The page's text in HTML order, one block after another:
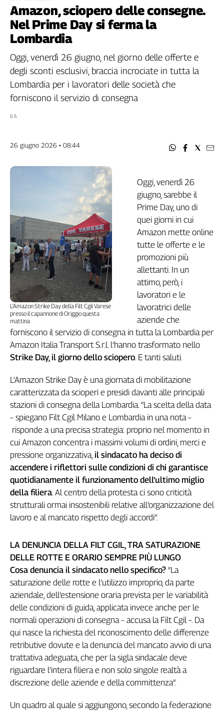
Filcams
Filctem
Fillea
Filt
Fiom
Fisac
Flai
Flc
Spi
G8
di
Genova,
il
sangue
della
ragione
120
anni
Cgil
Collettiva
Academy
Collettiva
Rubriche
Collettiva
Talk
La
settimana
Collettiva
Linea
Economica
Tech
It
Inserti
Idea
Diffusa
InFlai
trasmissioni
tv
Work
in
Progress
L'Italia
Lavoro
Amazon, sciopero delle consegne.
Nel Prime Day si ferma la
Lombardia
Oggi, venerdì 26 giugno, nel giorno delle offerte e
degli sconti esclusivi, braccia incrociate in tutta la
Lombardia per i lavoratori delle società che
forniscono il servizio di consegna
G.S.
26 giugno 2026 • 08:44
L'Amazon Strike Day della Filt Cgil Varese
presso il capannone di Origgio questa
mattina
Oggi, venerdì 26
giugno, sarebbe il
Prime Day, uno di
quei giorni in cui
Amazon mette online
tutte le offerte e le
promozioni più
allettanti. In un
attimo, però, i
lavoratori e le
lavoratrici delle
aziende che
forniscono il servizio di consegna in tutta la Lombardia per
Amazon Italia Transport S.r.l. l’hanno trasformato nello
Strike Day, il giorno dello sciopero. E tanti saluti.
L'Amazon Strike Day è una giornata di mobilitazione
caratterizzata da scioperi e presidi davanti alle principali
stazioni di consegna della Lombardia. “La scelta della data
– spiegano Filt Cgil Milano e Lombardia in una nota –
risponde a una precisa strategia: proprio nel momento in
cui Amazon concentra i massimi volumi di ordini, merci e
pressione organizzativa, il sindacato ha deciso di
accendere i riflettori sulle condizioni di chi garantisce
quotidianamente il funzionamento dell'ultimo miglio
della filiera. Al centro della protesta ci sono criticità
strutturali ormai insostenibili relative all’organizzazione del
lavoro e al mancato rispetto degli accordi”.
LA DENUNCIA DELLA FILT CGIL, TRA SATURAZIONE
DELLE ROTTE E ORARIO SEMPRE PIÙ LUNGO
Cosa denuncia il sindacato nello specifico? “La
saturazione delle rotte e l’utilizzo improprio, da parte
aziendale, dell’estensione oraria prevista per le variabilità
delle condizioni di guida, applicata invece anche per le
normali operazioni di consegna – accusa la Filt Cgil –. Da
qui nasce la richiesta del riconoscimento delle differenze
retributive dovute e la denuncia del mancato avvio di una
trattativa adeguata, che per la sigla sindacale deve
riguardare l’intera filiera e non solo singole realtà a
discrezione delle aziende e della committenza”.
Un quadro al quale si aggiungono, secondo la federazione